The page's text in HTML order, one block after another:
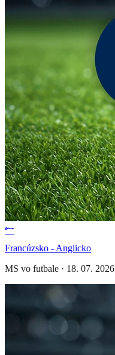
Francúzsko - Anglicko
MS vo futbale · 18. 07. 2026